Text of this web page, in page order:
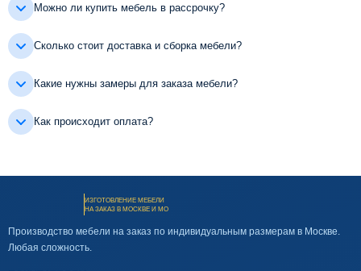
Можно ли купить мебель в рассрочку?
Сколько стоит доставка и сборка мебели?
Какие нужны замеры для заказа мебели?
Как происходит оплата?
ИЗГОТОВЛЕНИЕ МЕБЕЛИ
НА ЗАКАЗ В МОСКВЕ И МО
Производство мебели на заказ по индивидуальным размерам в Москве.
Любая сложность.